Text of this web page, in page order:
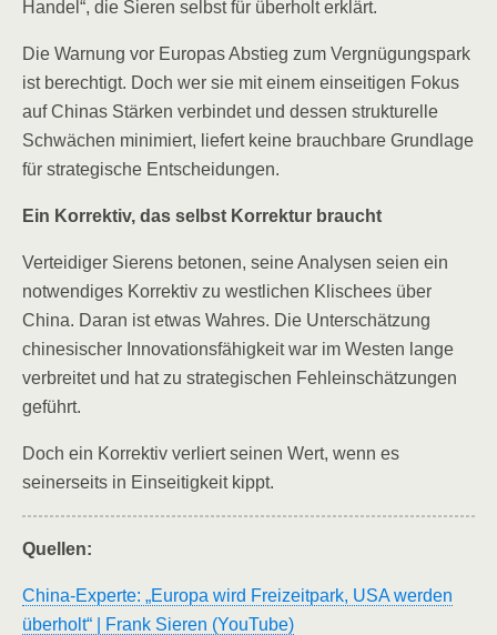
Handel“, die Sieren selbst für überholt erklärt.
Die Warnung vor Europas Abstieg zum Vergnügungspark
ist berechtigt. Doch wer sie mit einem einseitigen Fokus
auf Chinas Stärken verbindet und dessen strukturelle
Schwächen minimiert, liefert keine brauchbare Grundlage
für strategische Entscheidungen.
Ein Korrektiv, das selbst Korrektur braucht
Verteidiger Sierens betonen, seine Analysen seien ein
notwendiges Korrektiv zu westlichen Klischees über
China. Daran ist etwas Wahres. Die Unterschätzung
chinesischer Innovationsfähigkeit war im Westen lange
verbreitet und hat zu strategischen Fehleinschätzungen
geführt.
Doch ein Korrektiv verliert seinen Wert, wenn es
seinerseits in Einseitigkeit kippt.
Quellen:
China-Experte: „Europa wird Freizeitpark, USA werden
überholt“ | Frank Sieren (YouTube)